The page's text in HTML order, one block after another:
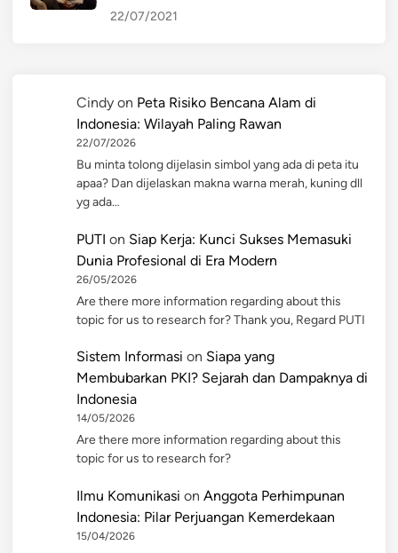
22/07/2021
Cindy on Peta Risiko Bencana Alam di
Indonesia: Wilayah Paling Rawan
22/07/2026
Bu minta tolong dijelasin simbol yang ada di peta itu
apaa? Dan dijelaskan makna warna merah, kuning dll
yg ada…
PUTI on Siap Kerja: Kunci Sukses Memasuki
Dunia Profesional di Era Modern
26/05/2026
Are there more information regarding about this
topic for us to research for? Thank you, Regard PUTI
Sistem Informasi on Siapa yang
Membubarkan PKI? Sejarah dan Dampaknya di
Indonesia
14/05/2026
Are there more information regarding about this
topic for us to research for?
Ilmu Komunikasi on Anggota Perhimpunan
Indonesia: Pilar Perjuangan Kemerdekaan
15/04/2026